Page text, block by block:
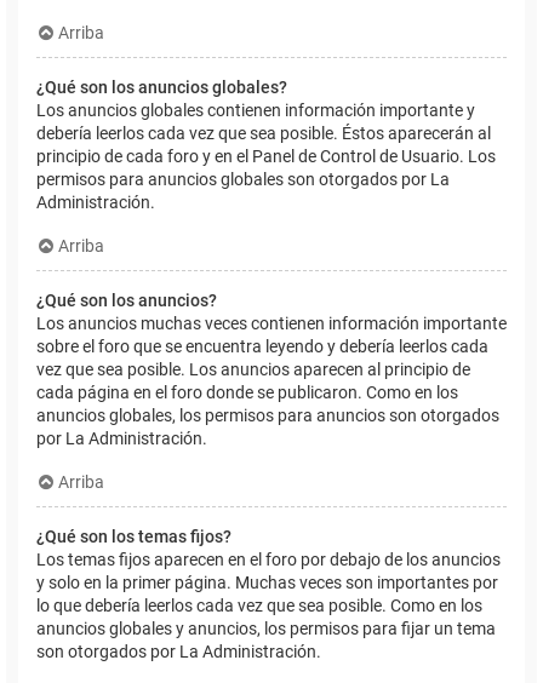
Arriba
¿Qué son los anuncios globales?
Los anuncios globales contienen información importante y
debería leerlos cada vez que sea posible. Éstos aparecerán al
principio de cada foro y en el Panel de Control de Usuario. Los
permisos para anuncios globales son otorgados por La
Administración.
Arriba
¿Qué son los anuncios?
Los anuncios muchas veces contienen información importante
sobre el foro que se encuentra leyendo y debería leerlos cada
vez que sea posible. Los anuncios aparecen al principio de
cada página en el foro donde se publicaron. Como en los
anuncios globales, los permisos para anuncios son otorgados
por La Administración.
Arriba
¿Qué son los temas fijos?
Los temas fijos aparecen en el foro por debajo de los anuncios
y solo en la primer página. Muchas veces son importantes por
lo que debería leerlos cada vez que sea posible. Como en los
anuncios globales y anuncios, los permisos para fijar un tema
son otorgados por La Administración.